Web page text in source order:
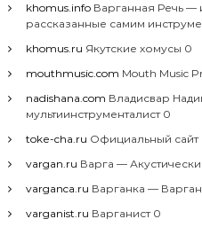
khomus.infoВарганная Речь —
рассказанные самим
khomus.ru Якутские хомусы 0
mouthmusic.com Mouth Music
nadishana.com Владисвар
мультиинструменталист 0
toke-cha.ru Официальный сайт
vargan.ru Варга —
varganca.ru Варганка —
varganist.ru Варганист 0